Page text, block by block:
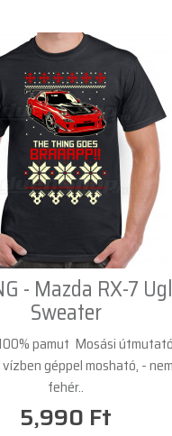
- Mazda RX-7
Sweater
pamut Mosási
géppel mosható, - nem
fehér..
5,990 Ft